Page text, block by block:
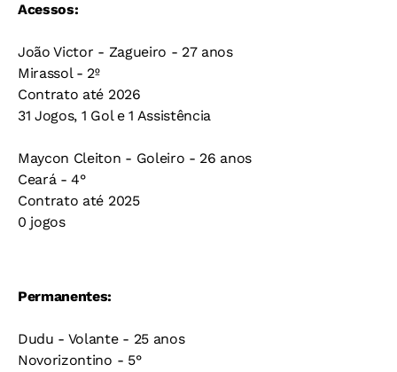
Acessos:
João Victor - Zagueiro - 27 anos
Mirassol - 2º
Contrato até 2026
31 Jogos, 1 Gol e 1 Assistência
Maycon Cleiton - Goleiro - 26 anos
Ceará - 4°
Contrato até 2025
0 jogos
Permanentes:
Dudu - Volante - 25 anos
Novorizontino - 5°